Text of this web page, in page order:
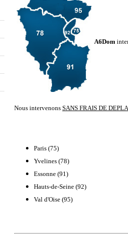
A6Dom
Nous intervenons SANS FRAIS DE
Paris (75)
Yvelines (78)
Essonne (91)
Hauts-de-Seine (92)
Val d'Oise (95)